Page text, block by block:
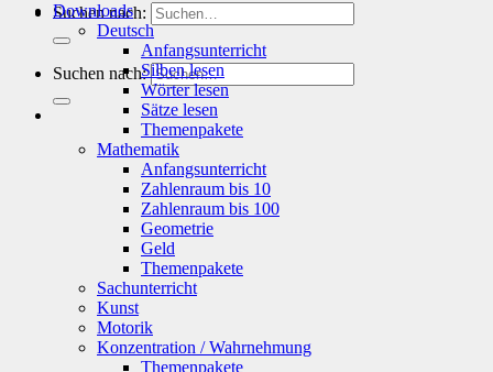
Suchen nach:
Suchen nach:
Downloads
Deutsch
Anfangsunterricht
Silben lesen
Wörter lesen
Sätze lesen
Themenpakete
Mathematik
Anfangsunterricht
Zahlenraum bis 10
Zahlenraum bis 100
Geometrie
Geld
Themenpakete
Sachunterricht
Kunst
Motorik
Konzentration / Wahrnehmung
Themenpakete